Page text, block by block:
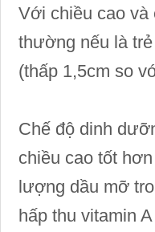
Với chiều cao và
thường nếu là
(thấp 1,5cm so
Chế độ dinh
chiều cao tốt
lượng dầu mỡ
hấp thu vitamin